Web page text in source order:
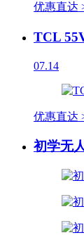
优惠直达
TCL
07.14
优惠直达
初学无